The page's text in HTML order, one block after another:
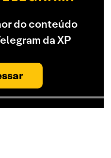
do conteúdo
da XP